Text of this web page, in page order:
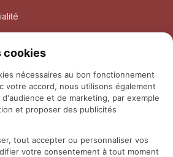
posées
cookies
nécessaires au bon fonctionnement
votre accord, nous utilisons également
et de marketing, par exemple
et proposer des publicités
tout accepter ou personnaliser vos
votre consentement à tout moment